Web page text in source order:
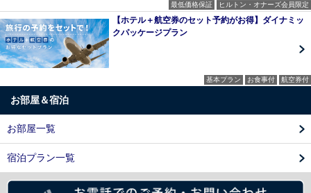
最低価格保証 ヒルトン・オナーズ会員限定
【ホテル＋航空券のセット予約がお得】ダイナミッ
クパッケージプラン
基本プラン お食事付 航空券付
お部屋＆宿泊
お部屋一覧
宿泊プラン一覧